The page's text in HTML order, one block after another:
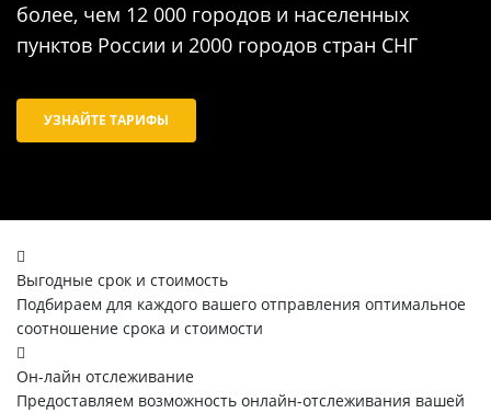
более, чем 12 000 городов и населенных
пунктов России и 2000 городов стран СНГ
УЗНАЙТЕ ТАРИФЫ
Выгодные срок и стоимость
Подбираем для каждого вашего отправления оптимальное
соотношение срока и стоимости
Он-лайн отслеживание
Предоставляем возможность онлайн-отслеживания вашей